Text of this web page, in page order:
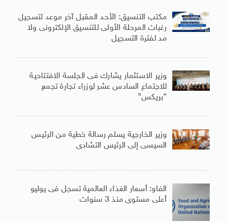
مكتب التنسيق: الأحد المقبل آخر موعد لتسجيل
رغبات المرحلة الأولى للتنسيق الإلكترونى ولا
مد لفترة التسجيل
وزير الاستثمار يشارك فى الجلسة الافتتاحية
للاجتماع السادس عشر لوزراء تجارة تجمع
“بريكس”
وزير الخارجية يسلم رسالة خطية من الرئيس
السيسى إلى الرئيس التشادى
الفاو: أسعار الغذاء العالمية تسجل فى يوليو
أعلى مستوى منذ 3 سنوات